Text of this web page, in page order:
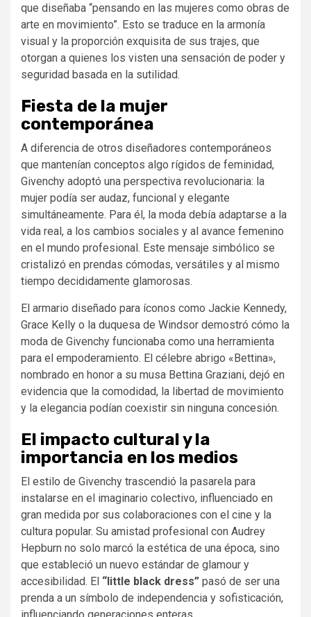
que diseñaba “pensando en las mujeres como obras de
arte en movimiento”. Esto se traduce en la armonía
visual y la proporción exquisita de sus trajes, que
otorgan a quienes los visten una sensación de poder y
seguridad basada en la sutilidad.
Fiesta de la mujer
contemporánea
A diferencia de otros diseñadores contemporáneos
que mantenían conceptos algo rígidos de feminidad,
Givenchy adoptó una perspectiva revolucionaria: la
mujer podía ser audaz, funcional y elegante
simultáneamente. Para él, la moda debía adaptarse a la
vida real, a los cambios sociales y al avance femenino
en el mundo profesional. Este mensaje simbólico se
cristalizó en prendas cómodas, versátiles y al mismo
tiempo decididamente glamorosas.
El armario diseñado para íconos como Jackie Kennedy,
Grace Kelly o la duquesa de Windsor demostró cómo la
moda de Givenchy funcionaba como una herramienta
para el empoderamiento. El célebre abrigo «Bettina»,
nombrado en honor a su musa Bettina Graziani, dejó en
evidencia que la comodidad, la libertad de movimiento
y la elegancia podían coexistir sin ninguna concesión.
El impacto cultural y la
importancia en los medios
El estilo de Givenchy trascendió la pasarela para
instalarse en el imaginario colectivo, influenciado en
gran medida por sus colaboraciones con el cine y la
cultura popular. Su amistad profesional con Audrey
Hepburn no solo marcó la estética de una época, sino
que estableció un nuevo estándar de glamour y
accesibilidad. El “little black dress” pasó de ser una
prenda a un símbolo de independencia y sofisticación,